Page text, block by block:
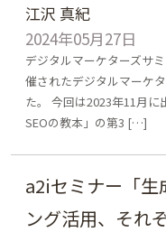
江沢 真紀
2024年05月27日
デジタルマーケターズサ
催されたデジタルマーケ
た。 今回は2023年11月
SEOの教本」の第3 […]
a2iセミナー「生
ング活用、それ